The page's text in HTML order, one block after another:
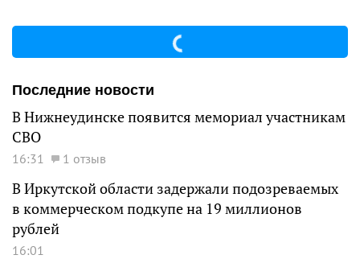
Последние новости
В Нижнеудинске появится мемориал участникам
СВО
16:31 1 отзыв
В Иркутской области задержали подозреваемых
в коммерческом подкупе на 19 миллионов
рублей
16:01